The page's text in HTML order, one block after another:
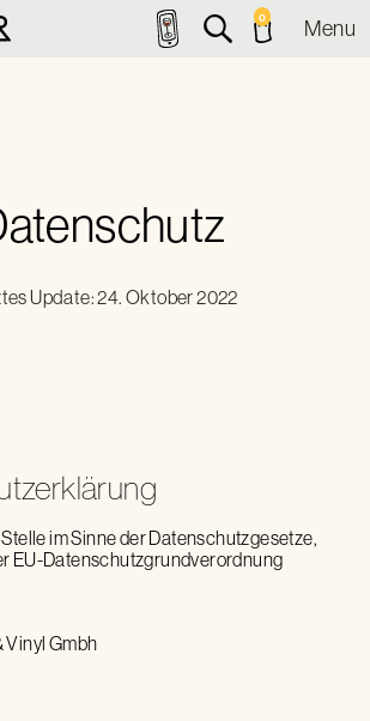
0 Menu
Update: 24. Oktober 2022
im Sinne der Datenschutzgesetze,
EU-Datenschutzgrundverordnung
Vinyl Gmbh